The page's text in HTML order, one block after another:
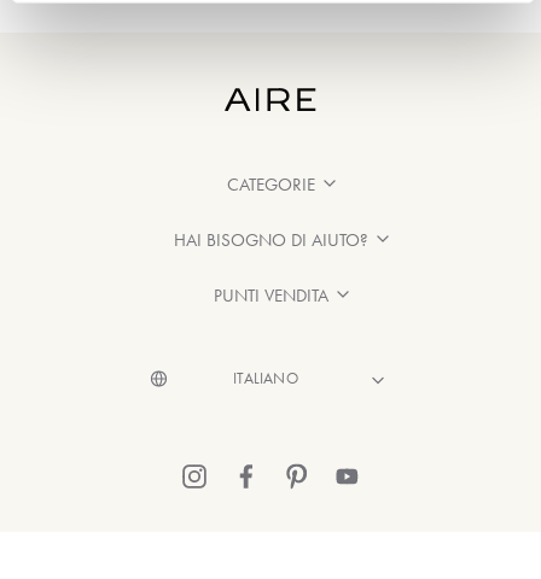
CATEGORIE
HAI BISOGNO DI AIUTO?
PUNTI VENDITA